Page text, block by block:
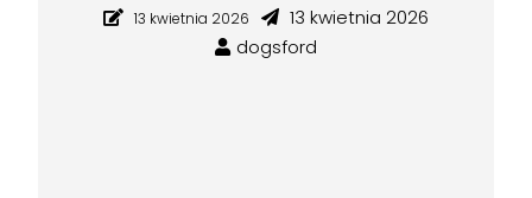
13 kwietnia 2026
13 kwietnia 2026
dogsford